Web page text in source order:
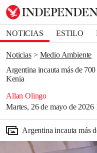
NOTICIAS ESTILO
DEPORTES
Noticias
Medio Ambiente
Argentina incauta más de
Kenia
Allan Olingo
Martes, 26 de mayo de
Bookmark
Removed from bookmarks
Close popover
Argentina incauta más